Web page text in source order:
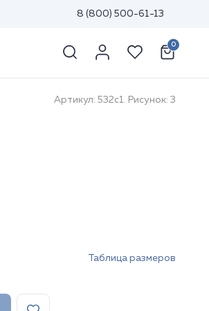
8 (800) 500-61-13
0
Артикул: 532с1. Рисунок: 3
Таблица размеров